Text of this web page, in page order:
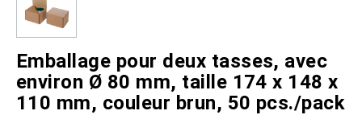
Emballage pour deux tasses, avec
environ Ø 80 mm, taille 174 x 148 x
110 mm, couleur brun, 50 pcs./pack